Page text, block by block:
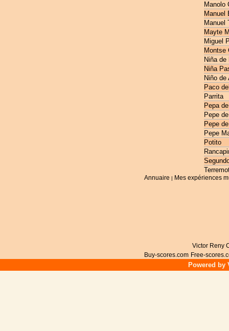
Manolo
Manuel
Manuel
Mayte
Miguel
Montse
Niña
Niña
Niño de
Paco
Parrita
Pepa
Pepe
Pepe
Pepe
Potito
Annuaire | Mes expériences
Victor Reny
Buy-scores.com Free-
Powered by